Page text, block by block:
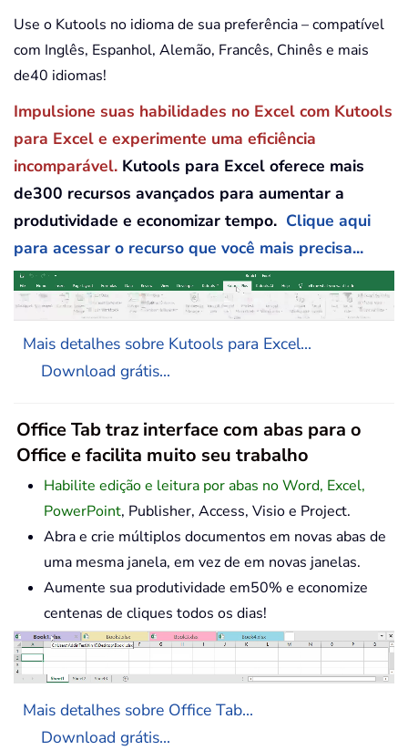
Use o Kutools no idioma de sua preferência – compatível
com Inglês, Espanhol, Alemão, Francês, Chinês e mais
de40 idiomas!
Impulsione suas habilidades no Excel com Kutools
para Excel e experimente uma eficiência
incomparável. Kutools para Excel oferece mais
de300 recursos avançados para aumentar a
produtividade e economizar tempo. Clique aqui
para acessar o recurso que você mais precisa...
Mais detalhes sobre Kutools para Excel...
Download grátis...
Office Tab traz interface com abas para o
Office e facilita muito seu trabalho
Habilite edição e leitura por abas no Word, Excel,
PowerPoint, Publisher, Access, Visio e Project.
Abra e crie múltiplos documentos em novas abas de
uma mesma janela, em vez de em novas janelas.
Aumente sua produtividade em50% e economize
centenas de cliques todos os dias!
Mais detalhes sobre Office Tab...
Download grátis...